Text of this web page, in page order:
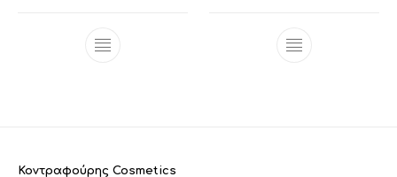
Κοντραφούρης Cosmetics